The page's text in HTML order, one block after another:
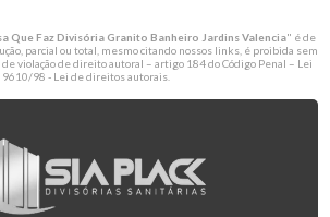
Que Faz Divisória Granito Banheiro Jardins Valencia" é de
parcial ou total, mesmo citando nossos links, é proibida sem
de violação de direito autoral – artigo 184 do Código Penal – Lei
9610/98 - Lei de direitos autorais